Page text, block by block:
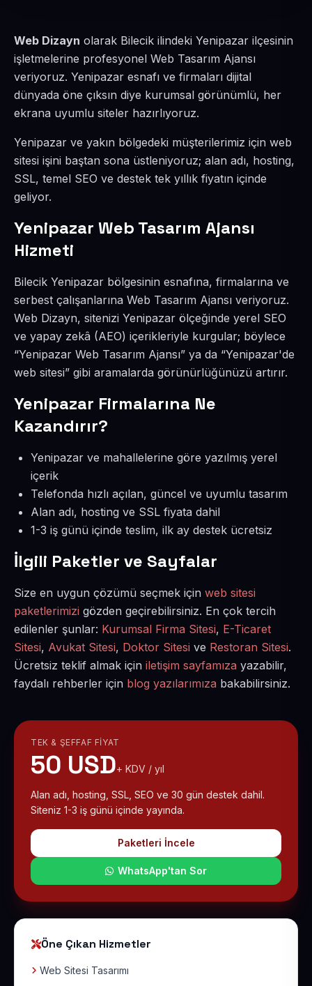
Web Dizayn olarak Bilecik ilindeki Yenipazar ilçesinin
işletmelerine profesyonel Web Tasarım Ajansı
veriyoruz. Yenipazar esnafı ve firmaları dijital
dünyada öne çıksın diye kurumsal görünümlü, her
ekrana uyumlu siteler hazırlıyoruz.
Yenipazar ve yakın bölgedeki müşterilerimiz için web
sitesi işini baştan sona üstleniyoruz; alan adı, hosting,
SSL, temel SEO ve destek tek yıllık fiyatın içinde
geliyor.
Yenipazar Web Tasarım Ajansı
Hizmeti
Bilecik Yenipazar bölgesinin esnafına, firmalarına ve
serbest çalışanlarına Web Tasarım Ajansı veriyoruz.
Web Dizayn, sitenizi Yenipazar ölçeğinde yerel SEO
ve yapay zekâ (AEO) içerikleriyle kurgular; böylece
“Yenipazar Web Tasarım Ajansı” ya da “Yenipazar'de
web sitesi” gibi aramalarda görünürlüğünüzü artırır.
Yenipazar Firmalarına Ne
Kazandırır?
Yenipazar ve mahallelerine göre yazılmış yerel
içerik
Telefonda hızlı açılan, güncel ve uyumlu tasarım
Alan adı, hosting ve SSL fiyata dahil
1-3 iş günü içinde teslim, ilk ay destek ücretsiz
İlgili Paketler ve Sayfalar
Size en uygun çözümü seçmek için web sitesi
paketlerimizi gözden geçirebilirsiniz. En çok tercih
edilenler şunlar: Kurumsal Firma Sitesi, E-Ticaret
Sitesi, Avukat Sitesi, Doktor Sitesi ve Restoran Sitesi.
Ücretsiz teklif almak için iletişim sayfamıza yazabilir,
faydalı rehberler için blog yazılarımıza bakabilirsiniz.
TEK & ŞEFFAF FIYAT
50 USD+ KDV / yıl
Alan adı, hosting, SSL, SEO ve 30 gün destek dahil.
Siteniz 1-3 iş günü içinde yayında.
Paketleri İncele
WhatsApp'tan Sor
Öne Çıkan Hizmetler
Web Sitesi Tasarımı